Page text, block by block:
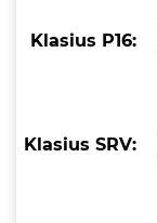
Klasius P16:
Klasius SRV: